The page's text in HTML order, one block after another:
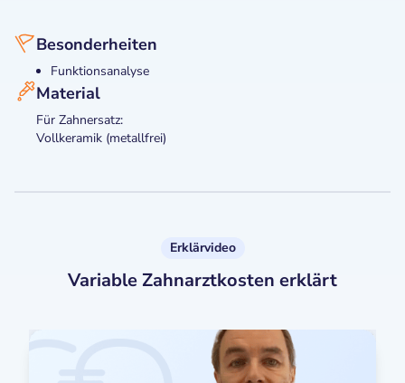
Besonderheiten
Funktionsanalyse
Material
Für Zahnersatz:
Vollkeramik (metallfrei)
Erklärvideo
Variable Zahnarztkosten erklärt